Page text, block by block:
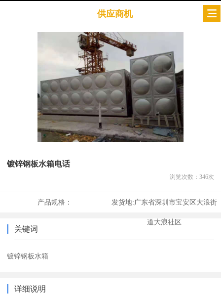
供应商机
镀锌钢板水箱电话
浏览次数： 346次
产品规格： 发货地:广东省深圳市宝安区大浪街
道大浪社区
关键词
镀锌钢板水箱
详细说明